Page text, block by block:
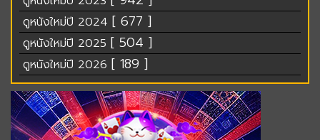
ดูหนังใหม่ปี 2024 [ 677 ]
ดูหนังใหม่ปี 2025 [ 504 ]
ดูหนังใหม่ปี 2026 [ 189 ]